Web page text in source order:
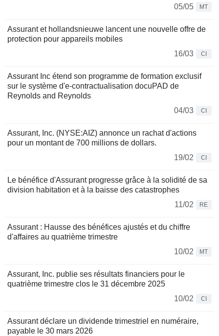
05/05 MT
Assurant et hollandsnieuwe lancent une nouvelle offre de
protection pour appareils mobiles
16/03
CI
Assurant Inc étend son programme de formation exclusif
sur le système d'e-contractualisation docuPAD de
Reynolds and Reynolds
04/03
CI
Assurant, Inc. (NYSE:AIZ) annonce un rachat d'actions
pour un montant de 700 millions de dollars.
19/02
CI
Le bénéfice d'Assurant progresse grâce à la solidité de sa
division habitation et à la baisse des catastrophes
11/02
RE
Assurant : Hausse des bénéfices ajustés et du chiffre
d'affaires au quatrième trimestre
10/02
MT
Assurant, Inc. publie ses résultats financiers pour le
quatrième trimestre clos le 31 décembre 2025
10/02
CI
Assurant déclare un dividende trimestriel en numéraire,
payable le 30 mars 2026